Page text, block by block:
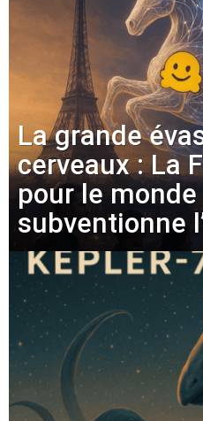
La grande
cerveaux : La
pour le
subventionne